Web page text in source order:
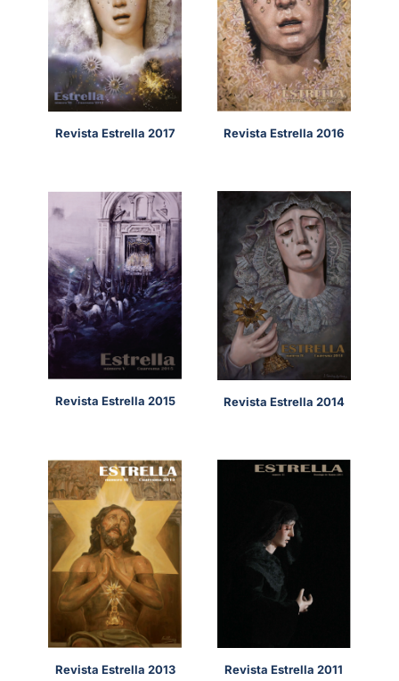
Revista Estrella 2017 Revista Estrella 2016
Revista Estrella 2015 Revista Estrella 2014
Revista Estrella 2013 Revista Estrella 2011